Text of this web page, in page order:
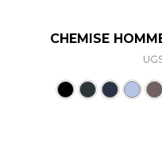
CHEMISE